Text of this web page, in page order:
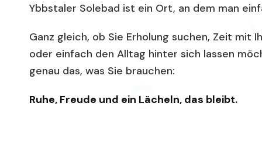
Ybbstaler Solebad ist ein Ort, an dem man
Ganz gleich, ob Sie Erholung suchen, Zeit mit
oder einfach den Alltag hinter sich lassen
genau das, was Sie brauchen:
Ruhe, Freude und ein Lächeln, das bleibt.